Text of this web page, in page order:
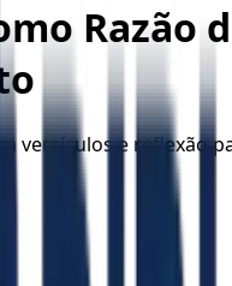
Razão
versículos e reflexão